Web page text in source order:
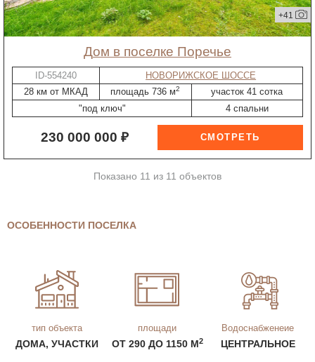
+41
дом в поселке Поречье
ID-554240
НОВОРИЖСКОЕ ШОССЕ
28 км от МКАД
площадь 736 м2
участок 41 сотка
"под ключ"
4 спальни
230 000 000 ₽
Показано 11 из 11 объектов
ОСОБЕННОСТИ ПОСЕЛКА
тип объекта
ДОМА, УЧАСТКИ
площади
ОТ 290 ДО 1150 М2
Водоснабженеие
ЦЕНТРАЛЬНОЕ